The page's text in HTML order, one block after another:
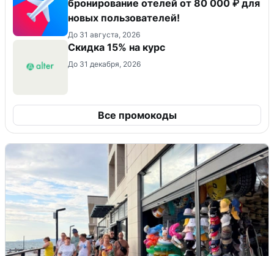
бронирование отелей от 80 000 ₽ для
новых пользователей!
До 31 августа, 2026
Скидка 15% на курс
До 31 декабря, 2026
Все промокоды